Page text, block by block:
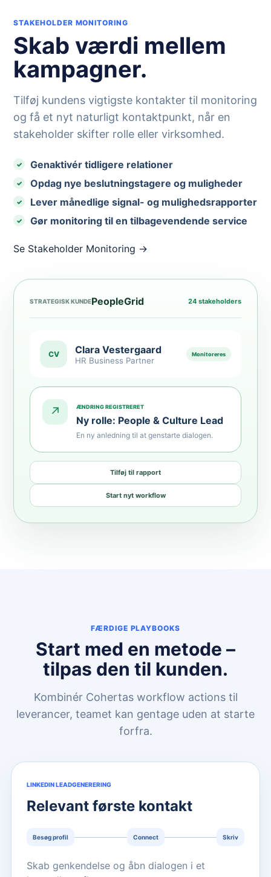
STAKEHOLDER MONITORING
Skab værdi mellem
kampagner.
Tilføj kundens vigtigste kontakter til monitoring
og få et nyt naturligt kontaktpunkt, når en
stakeholder skifter rolle eller virksomhed.
Genaktivér tidligere relationer
Opdag nye beslutningstagere og muligheder
Lever månedlige signal- og mulighedsrapporter
Gør monitoring til en tilbagevendende service
Se Stakeholder Monitoring →
STRATEGISK KUNDEPeopleGrid 24 stakeholders
CV Clara Vestergaard
HR Business Partner
Monitoreres
↗ ÆNDRING REGISTRERET
Ny rolle: People & Culture Lead
En ny anledning til at genstarte dialogen.
Tilføj til rapport
Start nyt workflow
FÆRDIGE PLAYBOOKS
Start med en metode –
tilpas den til kunden.
Kombinér Cohertas workflow actions til
leverancer, teamet kan gentage uden at starte
forfra.
LINKEDIN LEADGENERERING
Relevant første kontakt
Besøg profil Connect Skriv
Skab genkendelse og åbn dialogen i et